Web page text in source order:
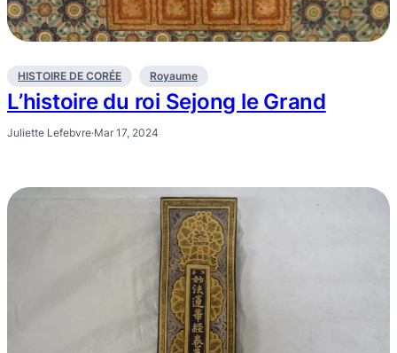
HISTOIRE DE CORÉE Royaume
L’histoire du roi Sejong le Grand
Juliette Lefebvre·Mar 17, 2024